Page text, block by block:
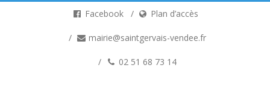
Facebook Plan d’accès
mairie@saintgervais-vendee.fr
02 51 68 73 14